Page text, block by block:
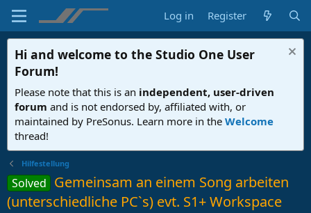
Log in Register
Hi and welcome to the Studio One User
Forum!
Please note that this is an independent, user-driven
forum and is not endorsed by, affiliated with, or
maintained by PreSonus. Learn more in the Welcome
thread!
Hilfestellung
Solved Gemeinsam an einem Song arbeiten
(unterschiedliche PC`s) evt. S1+ Workspace